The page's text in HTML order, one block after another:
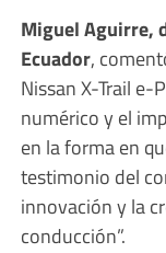
Miguel Aguirre,
Ecuador,
Nissan X-Trail e-
numérico y el
en la forma en
testimonio del
innovación y la
conducción”.